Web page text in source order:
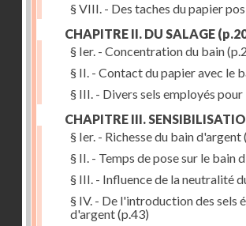
§ VIII. - Des taches du papier
CHAPITRE II. DU SALAGE
§ Ier. - Concentration du bain
§ II. - Contact du papier avec le
§ III. - Divers sels employés pour
CHAPITRE III.
§ Ier. - Richesse du bain d'argent
§ II. - Temps de pose sur le bain
§ III. - Influence de la neutralité
§ IV. - De l'introduction des sels
d'argent(p.43)